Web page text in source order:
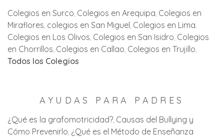
Colegios en Surco Colegios en Arequipa Colegios en
Miraflores colegios en San Miguel Colegios en Lima
Colegios en Los Olivos Colegios en San Isidro Colegios
en Chorrillos Colegios en Callao Colegios en Trujillo
Todos los Colegios
AYUDAS PARA PADRES
¿Qué es la grafomotricidad? Causas del Bullying y
Cómo Prevenirlo ¿Qué es el Método de Enseñanza